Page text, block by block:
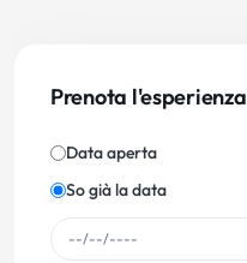
Prenota l'esperienza
Data aperta
So già la data